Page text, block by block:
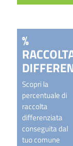
%
Scopri la
percentuale di
raccolta
differenziata
conseguita dal
tuo comune